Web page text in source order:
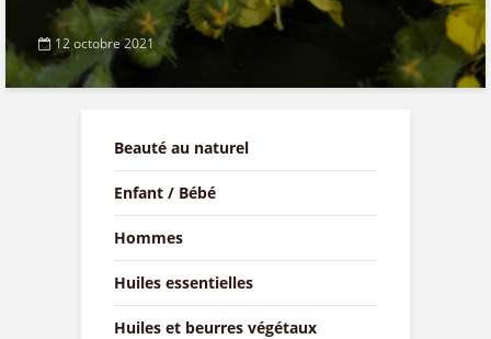
12 octobre 2021
Beauté au naturel
Enfant / Bébé
Hommes
Huiles essentielles
Huiles et beurres végétaux